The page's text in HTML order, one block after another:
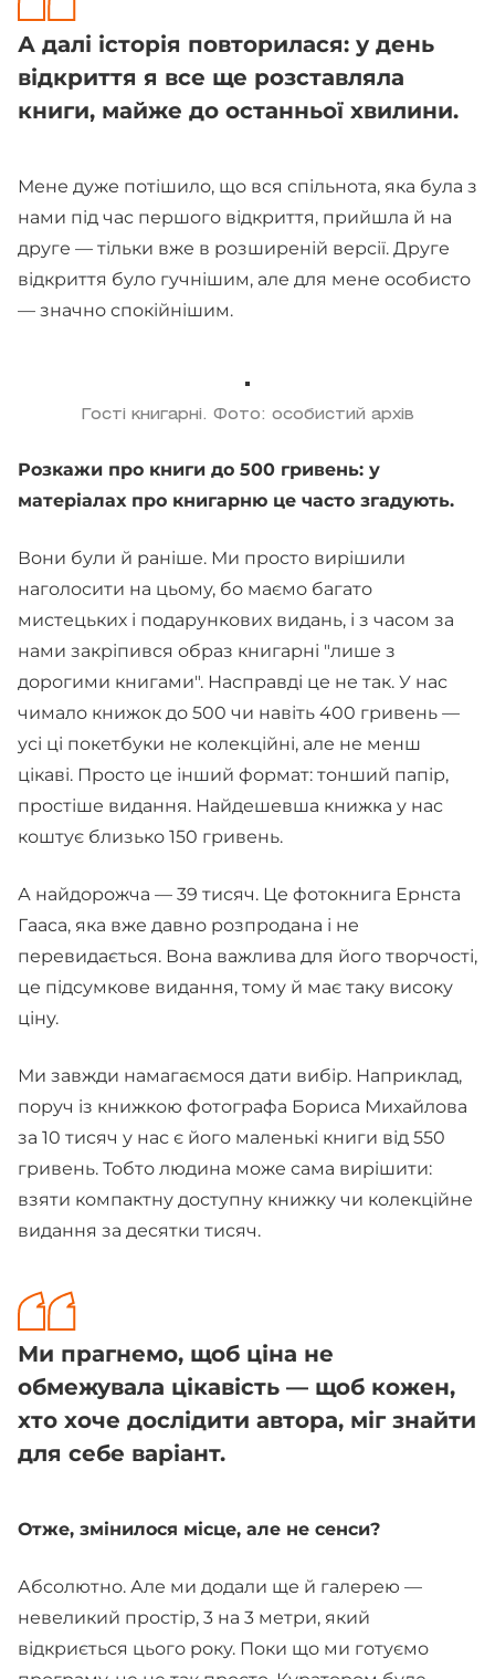
А далі історія повторилася: у день
відкриття я все ще розставляла
книги, майже до останньої хвилини.
Мене дуже потішило, що вся спільнота, яка була з
нами під час першого відкриття, прийшла й на
друге — тільки вже в розширеній версії. Друге
відкриття було гучнішим, але для мене особисто
— значно спокійнішим.
Гості книгарні. Фото: особистий архів
Розкажи про книги до 500 гривень: у
матеріалах про книгарню це часто згадують.
Вони були й раніше. Ми просто вирішили
наголосити на цьому, бо маємо багато
мистецьких і подарункових видань, і з часом за
нами закріпився образ книгарні "лише з
дорогими книгами". Насправді це не так. У нас
чимало книжок до 500 чи навіть 400 гривень —
усі ці покетбуки не колекційні, але не менш
цікаві. Просто це інший формат: тонший папір,
простіше видання. Найдешевша книжка у нас
коштує близько 150 гривень.
А найдорожча — 39 тисяч. Це фотокнига Ернста
Гааса, яка вже давно розпродана і не
перевидається. Вона важлива для його творчості,
це підсумкове видання, тому й має таку високу
ціну.
Ми завжди намагаємося дати вибір. Наприклад,
поруч із книжкою фотографа Бориса Михайлова
за 10 тисяч у нас є його маленькі книги від 550
гривень. Тобто людина може сама вирішити:
взяти компактну доступну книжку чи колекційне
видання за десятки тисяч.
Ми прагнемо, щоб ціна не
обмежувала цікавість — щоб кожен,
хто хоче дослідити автора, міг знайти
для себе варіант.
Отже, змінилося місце, але не сенси?
Абсолютно. Але ми додали ще й галерею —
невеликий простір, 3 на 3 метри, який
відкриється цього року. Поки що ми готуємо